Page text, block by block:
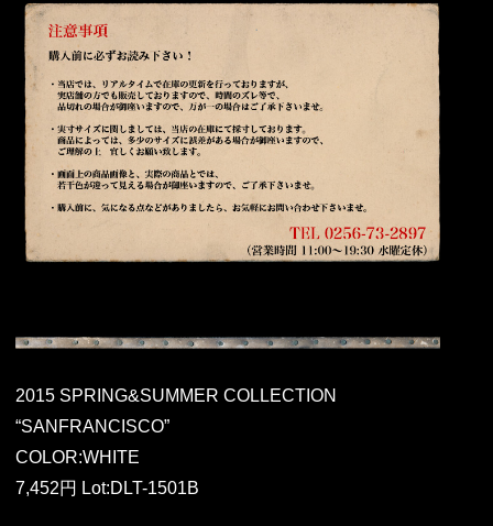
2015 SPRING&SUMMER COLLECTION
“SANFRANCISCO”
COLOR:WHITE
7,452円 Lot:DLT-1501B